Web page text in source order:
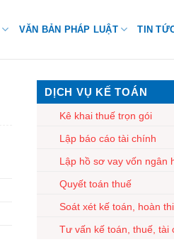
VĂN BẢN PHÁP LUẬT TIN
DỊCH VỤ KẾ TOÁN
Kê khai thuế trọn gói
Lập báo cáo tài chính
Lập hồ sơ vay vốn ngân
Quyết toán thuế
Soát xét kế toán, hoàn
Tư vấn kế toán, thuế, tài